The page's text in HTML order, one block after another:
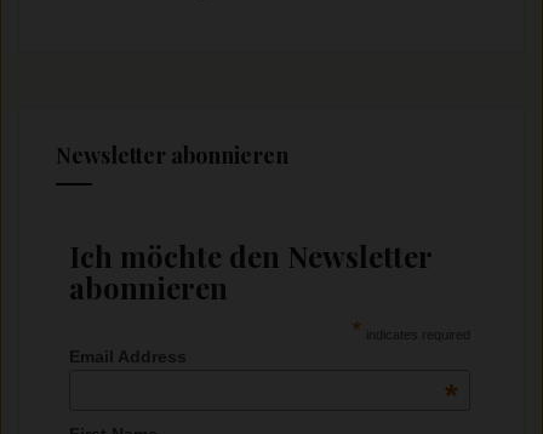
Newsletter abonnieren
Ich möchte den Newsletter
abonnieren
* indicates required
Email Address
*